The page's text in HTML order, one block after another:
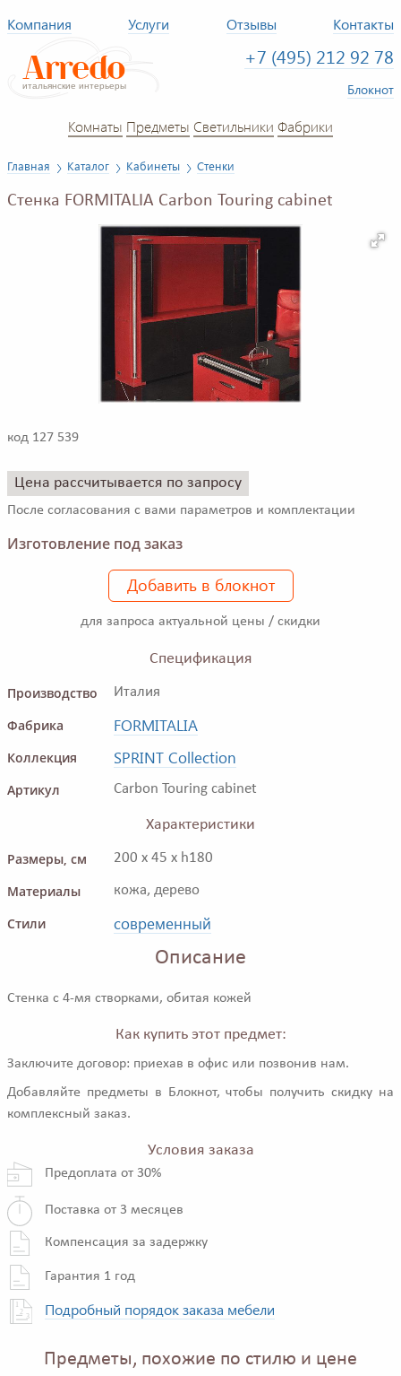
Компания Услуги Отзывы Контакты
+7 (495) 212 92 78
Блокнот
Комнаты Предметы Светильники Фабрики
Главная Каталог Кабинеты Стенки
Стенка FORMITALIA Carbon Touring cabinet
код 127 539
Цена рассчитывается по запросу
После согласования с вами параметров и комплектации
Изготовление под заказ
Добавить в блокнот
для запроса актуальной цены / скидки
Спецификация
Производство
Италия
Фабрика FORMITALIA
Коллекция SPRINT Collection
Артикул Carbon Touring cabinet
Характеристики
Размеры, см
200 x 45 x h180
Материалы кожа, дерево
Стили современный
Описание
Стенка с 4-мя створками, обитая кожей
Как купить этот предмет:
Заключите договор: приехав в офис или позвонив нам.
Добавляйте предметы в Блокнот, чтобы получить скидку на
комплексный заказ.
Условия заказа
Предоплата от 30%
Поставка от 3 месяцев
Компенсация за задержку
Гарантия 1 год
Подробный порядок заказа мебели
Предметы, похожие по стилю и цене